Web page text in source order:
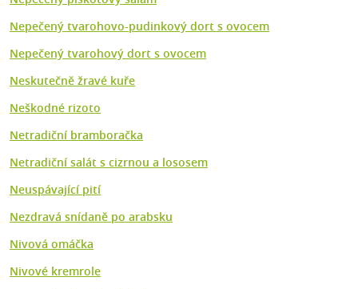
Nepečený tvarohovo-pudinkový dort s ovocem
Nepečený tvarohový dort s ovocem
Neskutečně žravé kuře
Neškodné rizoto
Netradiční bramboračka
Netradiční salát s cizrnou a lososem
Neuspávající pití
Nezdravá snídaně po arabsku
Nivová omáčka
Nivové kremrole